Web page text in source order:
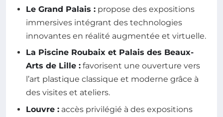
Le Grand Palais : propose des expositions
immersives intégrant des technologies
innovantes en réalité augmentée et virtuelle.
La Piscine Roubaix et Palais des Beaux-
Arts de Lille : favorisent une ouverture vers
l’art plastique classique et moderne grâce à
des visites et ateliers.
Louvre : accès privilégié à des expositions